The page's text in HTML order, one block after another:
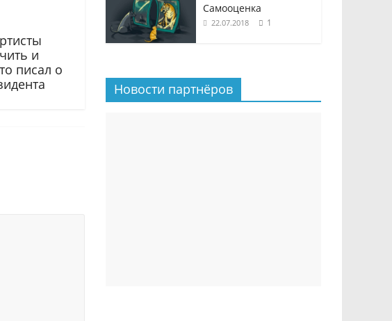
и
писал о
Самооценка
22.07.2018 1
Новости партнёров